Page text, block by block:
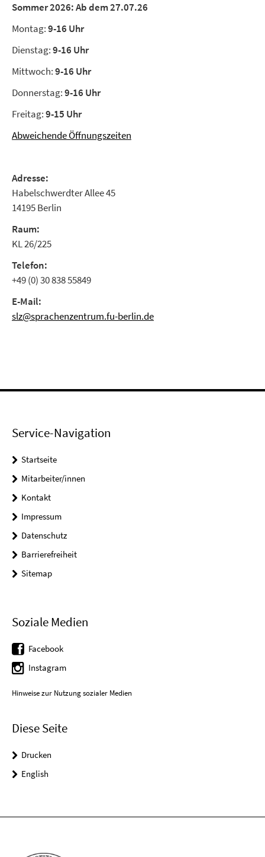
Sommer 2026:Ab dem 27.07.26
Montag:9-16 Uhr
Dienstag:9-16 Uhr
Mittwoch:9-16 Uhr
Donnerstag:9-16 Uhr
Freitag:9-15 Uhr
Abweichende Öffnungszeiten
Adresse:
Habelschwerdter Allee 45
14195 Berlin
Raum:
KL 26/225
Telefon:
+49 (0) 30 838 55849
E-Mail:
slz@sprachenzentrum.fu-berlin.de
Service-Navigation
Startseite
Mitarbeiter/innen
Kontakt
Impressum
Datenschutz
Barrierefreiheit
Sitemap
Soziale Medien
Facebook
Instagram
Hinweise zur Nutzung sozialer Medien
Diese Seite
Drucken
English